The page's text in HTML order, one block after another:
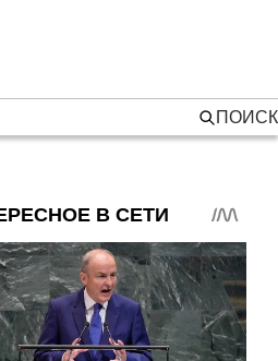
ПОИСК